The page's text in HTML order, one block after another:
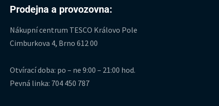
Prodejna a provozovna:
Nákupní centrum TESCO Královo Pole
Cimburkova 4, Brno 612 00
Otvírací doba: po – ne 9:00 – 21:00 hod.
Pevná linka: 704 450 787